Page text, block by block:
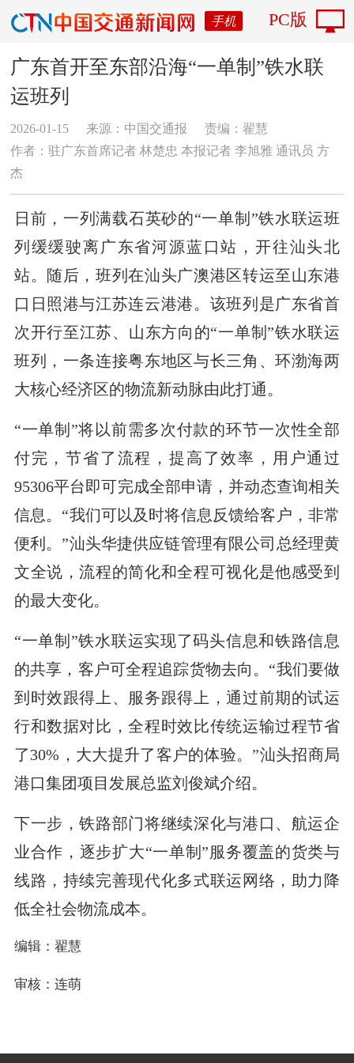
手机 PC版
广东首开至东部沿海“一单制”铁水联
运班列
2026-01-15 来源：中国交通报
责编：翟慧
作者：驻广东首席记者 林楚忠 本报记者 李旭雅 通讯员 方
杰
日前，一列满载石英砂的“一单制”铁水联运班
列缓缓驶离广东省河源蓝口站，开往汕头北
站。随后，班列在汕头广澳港区转运至山东港
口日照港与江苏连云港港。该班列是广东省首
次开行至江苏、山东方向的“一单制”铁水联运
班列，一条连接粤东地区与长三角、环渤海两
大核心经济区的物流新动脉由此打通。
“一单制”将以前需多次付款的环节一次性全部
付完，节省了流程，提高了效率，用户通过
95306平台即可完成全部申请，并动态查询相关
信息。“我们可以及时将信息反馈给客户，非常
便利。”汕头华捷供应链管理有限公司总经理黄
文全说，流程的简化和全程可视化是他感受到
的最大变化。
“一单制”铁水联运实现了码头信息和铁路信息
的共享，客户可全程追踪货物去向。“我们要做
到时效跟得上、服务跟得上，通过前期的试运
行和数据对比，全程时效比传统运输过程节省
了30%，大大提升了客户的体验。”汕头招商局
港口集团项目发展总监刘俊斌介绍。
下一步，铁路部门将继续深化与港口、航运企
业合作，逐步扩大“一单制”服务覆盖的货类与
线路，持续完善现代化多式联运网络，助力降
低全社会物流成本。
编辑：翟慧
审核：连萌